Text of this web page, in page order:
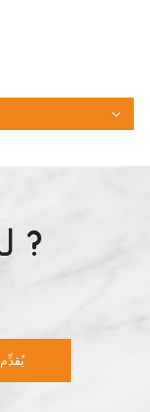
لديك أسئلة ?
يُقدِّم